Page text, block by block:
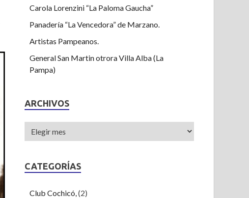
Carola Lorenzini “La Paloma Gaucha”
Panadería “La Vencedora” de Marzano.
Artistas Pampeanos.
General San Martin otrora Villa Alba (La
Pampa)
ARCHIVOS
CATEGORÍAS
Club Cochicó,(2)